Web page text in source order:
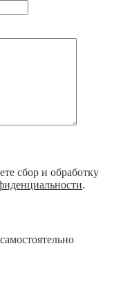
сбор и обработку
.